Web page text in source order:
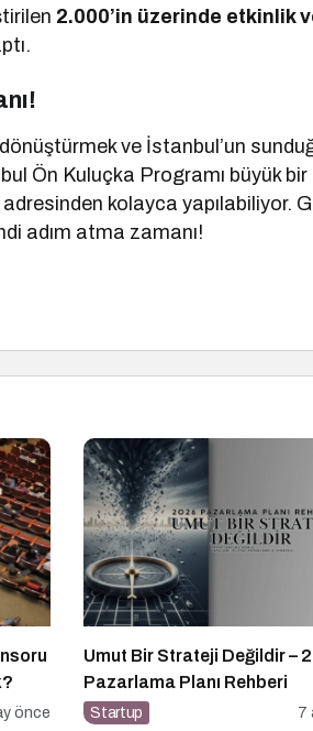
2.000’in üzerinde etkinlik
ve İstanbul’un
Ön Kuluçka Programı büyük bir
adresinden kolayca yapılabiliyor.
adım atma zamanı!
önce
Umut Bir Strateji Değildir –
Pazarlama Planı Rehberi
Startup 7